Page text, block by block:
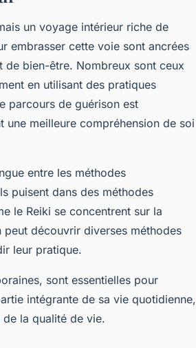
un voyage intérieur riche de
embrasser cette voie sont ancrées
bien-être. Nombreux sont ceux
en utilisant des pratiques
parcours de guérison est
meilleure compréhension de soi
entre les méthodes
puisent dans des méthodes
le Reiki se concentrent sur la
peut découvrir diverses méthodes
leur pratique.
sont essentielles pour
intégrante de sa vie quotidienne,
la qualité de vie.